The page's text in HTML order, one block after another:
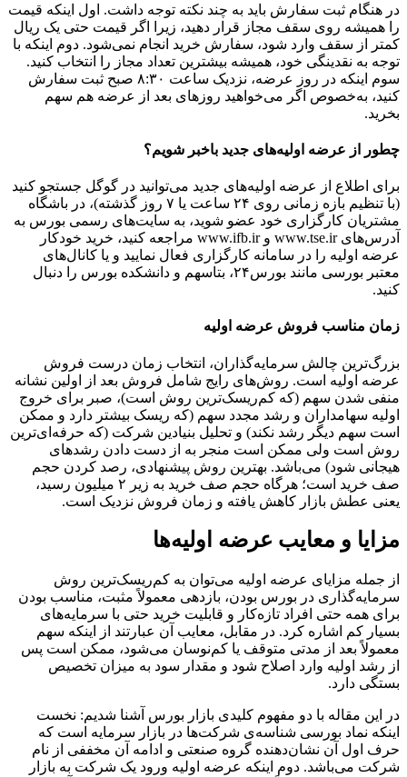
در هنگام ثبت سفارش باید به چند نکته توجه داشت. اول اینکه قیمت
را همیشه روی سقف مجاز قرار دهید، زیرا اگر قیمت حتی یک ریال
کمتر از سقف وارد شود، سفارش خرید انجام نمی‌شود. دوم اینکه با
توجه به نقدینگی خود، همیشه بیشترین تعداد مجاز را انتخاب کنید.
سوم اینکه در روز عرضه، نزدیک ساعت ۸:۳۰ صبح ثبت سفارش
کنید، به‌خصوص اگر می‌خواهید روزهای بعد از عرضه هم سهم
بخرید.
چطور از عرضه اولیه‌های جدید باخبر شویم؟
برای اطلاع از عرضه اولیه‌های جدید می‌توانید در گوگل جستجو کنید
(با تنظیم بازه زمانی روی ۲۴ ساعت یا ۷ روز گذشته)، در باشگاه
مشتریان کارگزاری خود عضو شوید، به سایت‌های رسمی بورس به
آدرس‌های www.tse.ir و www.ifb.ir مراجعه کنید، خرید خودکار
عرضه اولیه را در سامانه کارگزاری فعال نمایید و یا کانال‌های
معتبر بورسی مانند بورس۲۴، بتاسهم و دانشکده بورس را دنبال
کنید.
زمان مناسب فروش عرضه اولیه
بزرگ‌ترین چالش سرمایه‌گذاران، انتخاب زمان درست فروش
عرضه اولیه است. روش‌های رایج شامل فروش بعد از اولین نشانه
منفی شدن سهم (که کم‌ریسک‌ترین روش است)، صبر برای خروج
اولیه سهامداران و رشد مجدد سهم (که ریسک بیشتر دارد و ممکن
است سهم دیگر رشد نکند) و تحلیل بنیادین شرکت (که حرفه‌ای‌ترین
روش است ولی ممکن است منجر به از دست دادن رشدهای
هیجانی شود) می‌باشد. بهترین روش پیشنهادی، رصد کردن حجم
صف خرید است؛ هرگاه حجم صف خرید به زیر ۲ میلیون رسید،
یعنی عطش بازار کاهش یافته و زمان فروش نزدیک است.
مزایا و معایب عرضه اولیه‌ها
از جمله مزایای عرضه اولیه می‌توان به کم‌ریسک‌ترین روش
سرمایه‌گذاری در بورس بودن، بازدهی معمولاً مثبت، مناسب بودن
برای همه حتی افراد تازه‌کار و قابلیت خرید حتی با سرمایه‌های
بسیار کم اشاره کرد. در مقابل، معایب آن عبارتند از اینکه سهم
معمولاً بعد از مدتی متوقف یا کم‌نوسان می‌شود، ممکن است پس
از رشد اولیه وارد اصلاح شود و مقدار سود به میزان تخصیص
بستگی دارد.
در این مقاله با دو مفهوم کلیدی بازار بورس آشنا شدیم: نخست
اینکه نماد بورسی شناسه‌ی شرکت‌ها در بازار سرمایه است که
حرف اول آن نشان‌دهنده گروه صنعتی و ادامه آن مخففی از نام
شرکت می‌باشد. دوم اینکه عرضه اولیه ورود یک شرکت به بازار